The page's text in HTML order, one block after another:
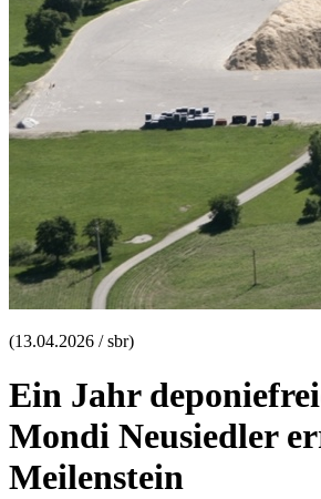
(13.04.2026 / sbr)
Ein Jahr
Mondi Neusiedler
Meilenstein